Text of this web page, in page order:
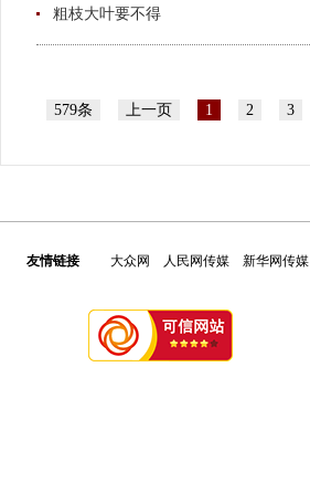
粗枝大叶要不得
579条 上一页 1 2 3
友情链接 大众网 人民网传媒 新华网传媒